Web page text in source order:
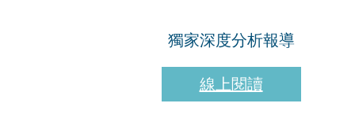
獨家深度分析報導
線上閱讀